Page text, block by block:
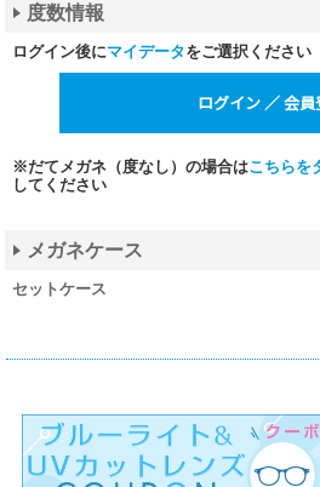
度数情報
ログイン後にマイデータをご選択ください
※だてメガネ（度なし）の場合はこちらを
してください
メガネケース
セットケース